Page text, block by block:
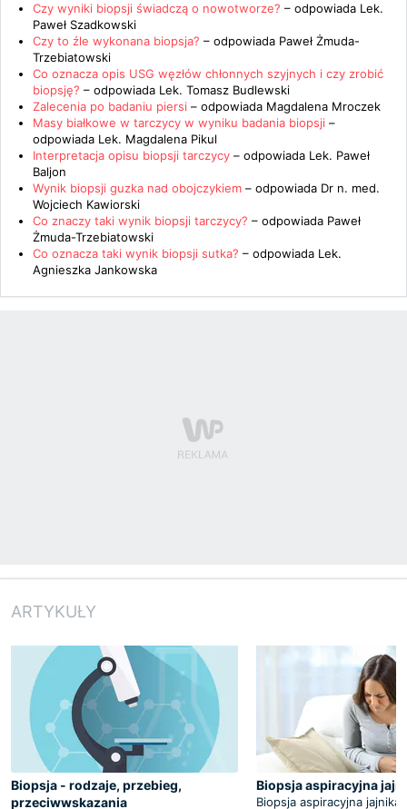
Czy wyniki biopsji świadczą o nowotworze? – odpowiada Lek.
Paweł Szadkowski
Czy to źle wykonana biopsja? – odpowiada Paweł Żmuda-
Trzebiatowski
Co oznacza opis USG węzłów chłonnych szyjnych i czy zrobić
biopsję? – odpowiada Lek. Tomasz Budlewski
Zalecenia po badaniu piersi – odpowiada Magdalena Mroczek
Masy białkowe w tarczycy w wyniku badania biopsji –
odpowiada Lek. Magdalena Pikul
Interpretacja opisu biopsji tarczycy – odpowiada Lek. Paweł
Baljon
Wynik biopsji guzka nad obojczykiem – odpowiada Dr n. med.
Wojciech Kawiorski
Co znaczy taki wynik biopsji tarczycy? – odpowiada Paweł
Żmuda-Trzebiatowski
Co oznacza taki wynik biopsji sutka? – odpowiada Lek.
Agnieszka Jankowska
ARTYKUŁY
Biopsja - rodzaje, przebieg,
przeciwwskazania
Biopsja aspiracyjna
Biopsja aspiracyjna jajnika